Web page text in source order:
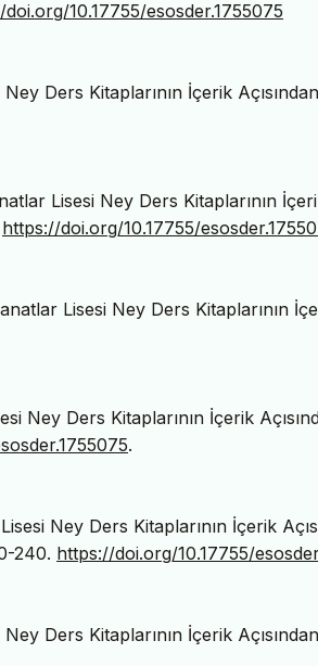
10.17755/esosder.1755075
Ders Kitaplarının İçerik
Lisesi Ney Ders Kitaplarının
https://doi.org/10.17755/
Lisesi Ney Ders Kitaplarının
Ney Ders Kitaplarının İçerik
.
Ney Ders Kitaplarının İçerik
240. https://doi.org/10.17755/
Ders Kitaplarının İçerik